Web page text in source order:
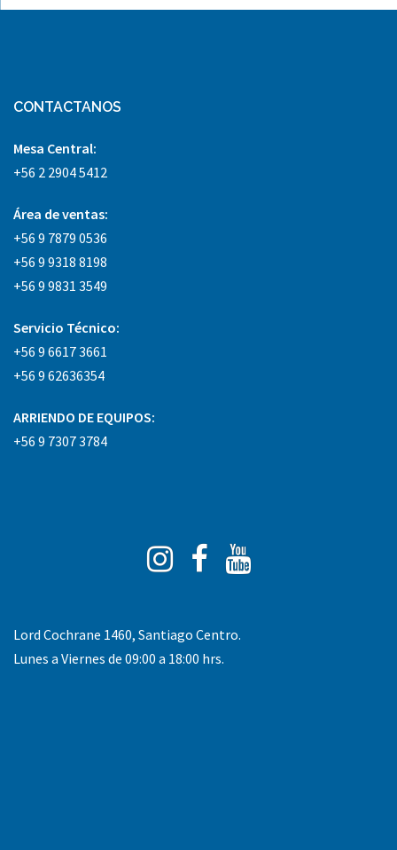
CONTACTANOS
Mesa Central:
+56 2 2904 5412
Área de ventas:
+56 9 7879 0536
+56 9 9318 8198
+56 9 9831 3549
Servicio Técnico:
+56 9 6617 3661
+56 9 62636354
ARRIENDO DE EQUIPOS:
+56 9 7307 3784
Instagram
Facebook
Tube
Lord Cochrane 1460, Santiago Centro.
Lunes a Viernes de 09:00 a 18:00 hrs.